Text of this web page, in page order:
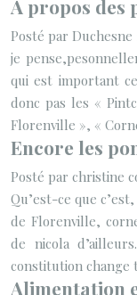
A propos des
Posté par Duchesne
je
qui est important
donc pas les «
Florenville », «
Encore les
Posté par christine
Qu’est-ce que
de Florenville,
de nicola
constitution change
Alimentation